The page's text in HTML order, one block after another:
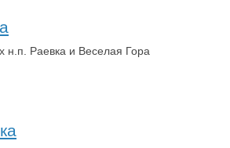
н.п. Раевка и Веселая Гора